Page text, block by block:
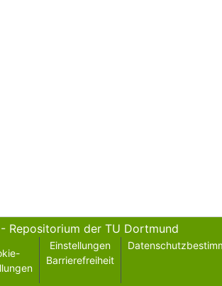
Repositorium der TU Dortmund
Einstellungen
Barrierefreiheit